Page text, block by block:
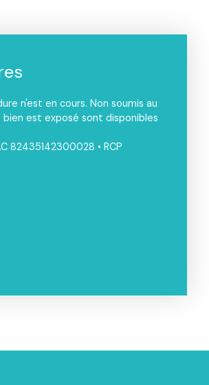
n'est en cours. Non soumis au
bien est exposé sont disponibles
82435142300028 • RCP